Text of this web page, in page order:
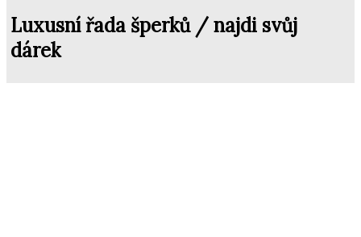
Luxusní řada šperků / najdi svůj
dárek